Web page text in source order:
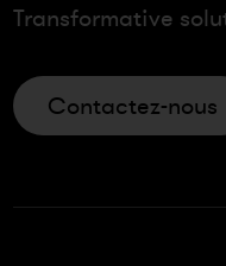
Transformative
Contactez-nous